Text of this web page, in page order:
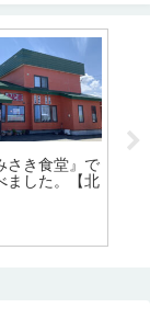
さき食堂』で
ました。【北